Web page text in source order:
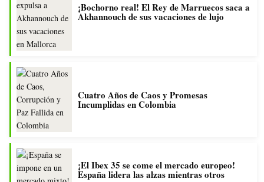
¡Bochorno real! El Rey de Marruecos saca a
Akhannouch de sus vacaciones de lujo
Cuatro Años de Caos y Promesas
Incumplidas en Colombia
¡El Ibex 35 se come el mercado europeo!
España lidera las alzas mientras otros